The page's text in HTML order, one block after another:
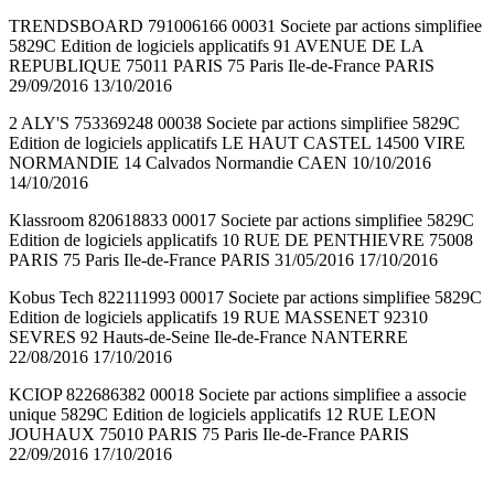
TRENDSBOARD 791006166 00031 Societe par actions simplifiee
5829C Edition de logiciels applicatifs 91 AVENUE DE LA
REPUBLIQUE 75011 PARIS 75 Paris Ile-de-France PARIS
29/09/2016 13/10/2016
2 ALY'S 753369248 00038 Societe par actions simplifiee 5829C
Edition de logiciels applicatifs LE HAUT CASTEL 14500 VIRE
NORMANDIE 14 Calvados Normandie CAEN 10/10/2016
14/10/2016
Klassroom 820618833 00017 Societe par actions simplifiee 5829C
Edition de logiciels applicatifs 10 RUE DE PENTHIEVRE 75008
PARIS 75 Paris Ile-de-France PARIS 31/05/2016 17/10/2016
Kobus Tech 822111993 00017 Societe par actions simplifiee 5829C
Edition de logiciels applicatifs 19 RUE MASSENET 92310
SEVRES 92 Hauts-de-Seine Ile-de-France NANTERRE
22/08/2016 17/10/2016
KCIOP 822686382 00018 Societe par actions simplifiee a associe
unique 5829C Edition de logiciels applicatifs 12 RUE LEON
JOUHAUX 75010 PARIS 75 Paris Ile-de-France PARIS
22/09/2016 17/10/2016